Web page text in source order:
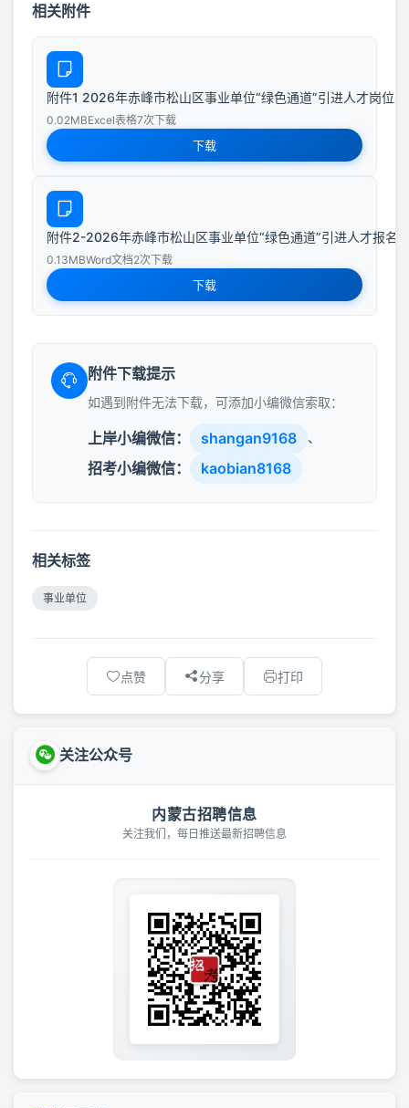
相关附件
附件1 2026年赤峰市松山区事业单位“绿色通道”引进人才岗位
0.02MBExcel表格7次下载
下载
附件2-2026年赤峰市松山区事业单位“绿色通道”引进人才报名
0.13MBWord文档2次下载
下载
附件下载提示
如遇到附件无法下载，可添加小编微信索取：
上岸小编微信： shangan9168 、
招考小编微信： kaobian8168
相关标签
事业单位
点赞 分享 打印
关注公众号
内蒙古招聘信息
关注我们，每日推送最新招聘信息